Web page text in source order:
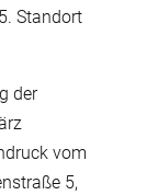
Standort
der
vom
5,